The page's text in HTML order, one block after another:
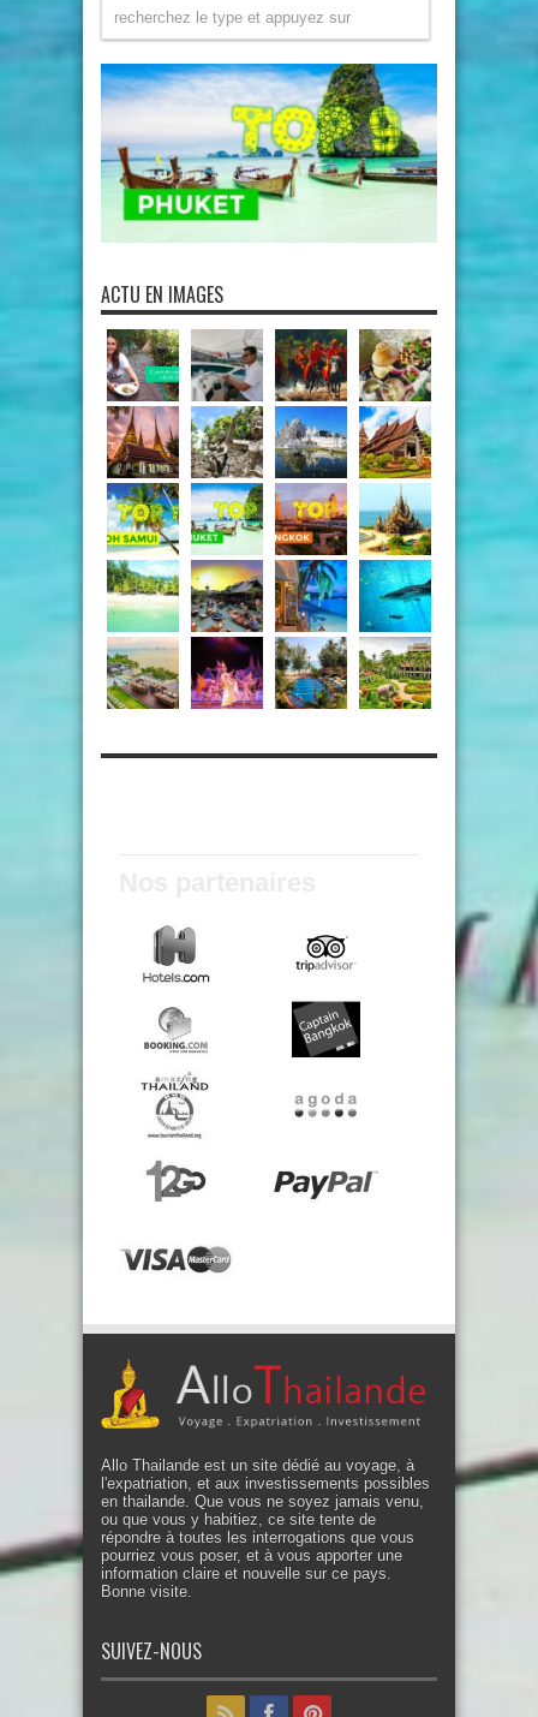
ACTU EN IMAGES
Allo Thailande est un site dédié au voyage, à
l'expatriation, et aux investissements possibles
en thailande. Que vous ne soyez jamais venu,
ou que vous y habitiez, ce site tente de
répondre à toutes les interrogations que vous
pourriez vous poser, et à vous apporter une
information claire et nouvelle sur ce pays.
Bonne visite.
SUIVEZ-NOUS